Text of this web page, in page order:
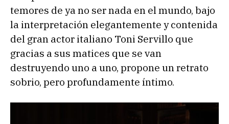
temores de ya no ser nada en el mundo, bajo
la interpretación elegantemente y contenida
del gran actor italiano Toni Servillo que
gracias a sus matices que se van
destruyendo uno a uno, propone un retrato
sobrio, pero profundamente íntimo.